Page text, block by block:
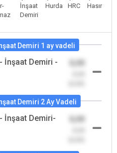
İnşaat
Demiri
Hurda
HRC
Hasır
Demiri 1 ay vadeli
İnşaat Demiri -
Demiri 2 Ay Vadeli
İnşaat Demiri-